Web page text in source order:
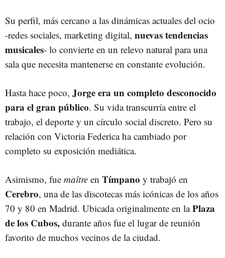
Su perfil, más cercano a las dinámicas actuales del ocio
-redes sociales, marketing digital, nuevas tendencias
musicales- lo convierte en un relevo natural para una
sala que necesita mantenerse en constante evolución.
Hasta hace poco, Jorge era un completo desconocido
para el gran público. Su vida transcurría entre el
trabajo, el deporte y un círculo social discreto. Pero su
relación con Victoria Federica ha cambiado por
completo su exposición mediática.
Asimismo, fue maître en Tímpano y trabajó en
Cerebro, una de las discotecas más icónicas de los años
70 y 80 en Madrid. Ubicada originalmente en laPlaza
de los Cubos, durante años fue el lugar de reunión
favorito de muchos vecinos de la ciudad.